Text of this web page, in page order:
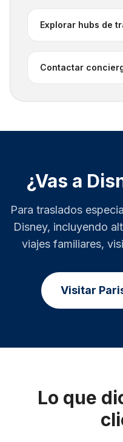
Explorar hubs de
Contactar
¿Vas a
Para traslados
Disney, incluyendo
viajes familiares,
Visitar
Lo que